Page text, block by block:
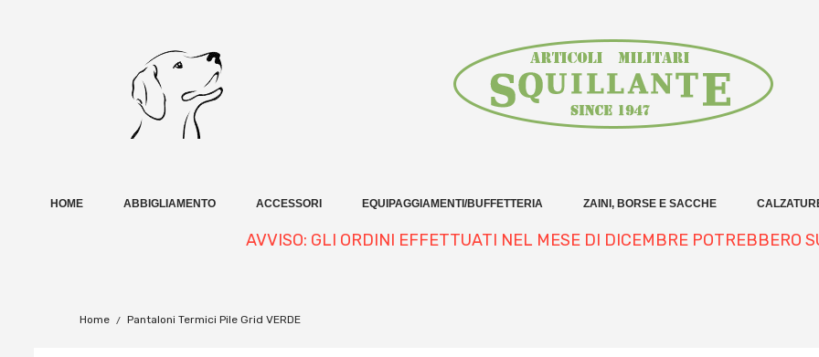
HOME ABBIGLIAMENTO ACCESSORI EQUIPAGGIAMENTI/BUFFETTERIA ZAINI, BORSE E SACCHE
AVVISO: GLI ORDINI EFFETTUATI NEL MESE DI DICEMBRE POTREBBERO
Home Pantaloni Termici Pile Grid VERDE